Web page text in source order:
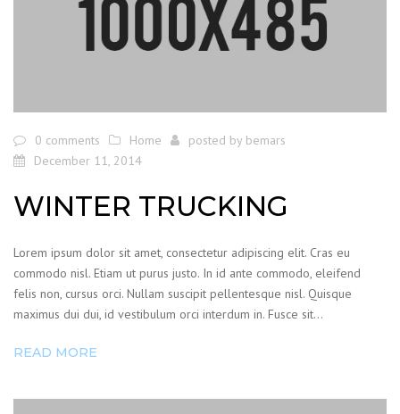
0 comments Home posted by bemars
December 11, 2014
WINTER TRUCKING
Lorem ipsum dolor sit amet, consectetur adipiscing elit. Cras eu
commodo nisl. Etiam ut purus justo. In id ante commodo, eleifend
felis non, cursus orci. Nullam suscipit pellentesque nisl. Quisque
maximus dui dui, id vestibulum orci interdum in. Fusce sit…
READ MORE